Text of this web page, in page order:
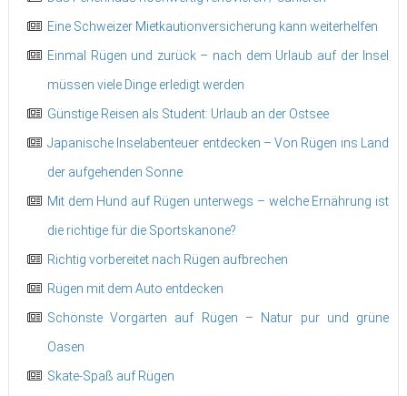
Eine Schweizer Mietkautionversicherung kann weiterhelfen
Einmal Rügen und zurück – nach dem Urlaub auf der Insel
müssen viele Dinge erledigt werden
Günstige Reisen als Student: Urlaub an der Ostsee
Japanische Inselabenteuer entdecken – Von Rügen ins Land
der aufgehenden Sonne
Mit dem Hund auf Rügen unterwegs – welche Ernährung ist
die richtige für die Sportskanone?
Richtig vorbereitet nach Rügen aufbrechen
Rügen mit dem Auto entdecken
Schönste Vorgärten auf Rügen – Natur pur und grüne
Oasen
Skate-Spaß auf Rügen